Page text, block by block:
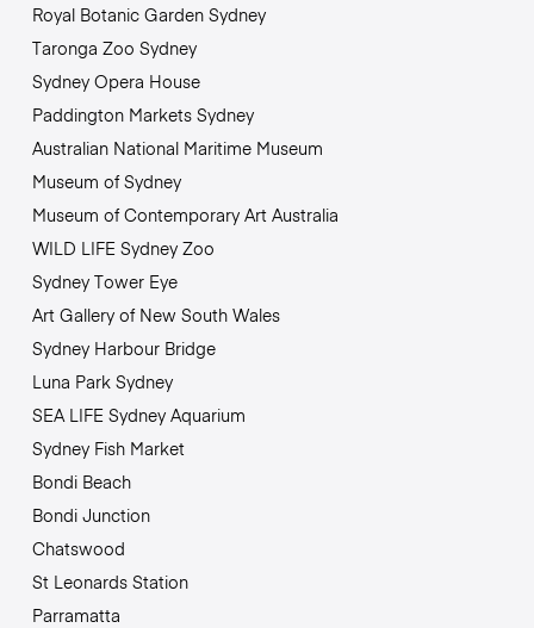
Royal Botanic Garden Sydney
Taronga Zoo Sydney
Sydney Opera House
Paddington Markets Sydney
Australian National Maritime Museum
Museum of Sydney
Museum of Contemporary Art Australia
WILD LIFE Sydney Zoo
Sydney Tower Eye
Art Gallery of New South Wales
Sydney Harbour Bridge
Luna Park Sydney
SEA LIFE Sydney Aquarium
Sydney Fish Market
Bondi Beach
Bondi Junction
Chatswood
St Leonards Station
Parramatta